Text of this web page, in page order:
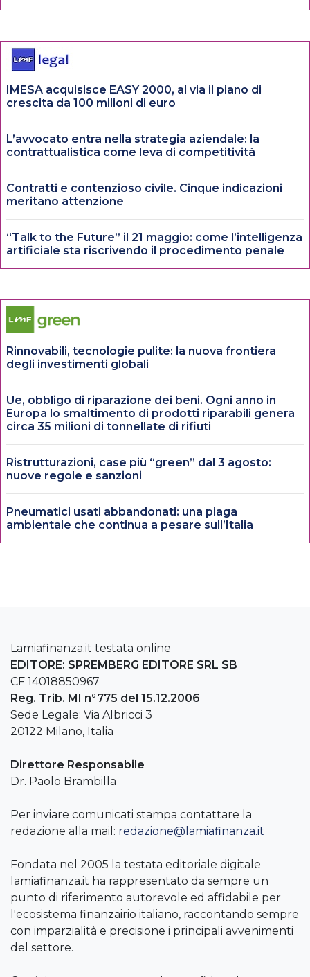
IMESA acquisisce EASY 2000, al via il piano di
crescita da 100 milioni di euro
L’avvocato entra nella strategia aziendale: la
contrattualistica come leva di competitività
Contratti e contenzioso civile. Cinque indicazioni
meritano attenzione
“Talk to the Future” il 21 maggio: come l’intelligenza
artificiale sta riscrivendo il procedimento penale
Rinnovabili, tecnologie pulite: la nuova frontiera
degli investimenti globali
Ue, obbligo di riparazione dei beni. Ogni anno in
Europa lo smaltimento di prodotti riparabili genera
circa 35 milioni di tonnellate di rifiuti
Ristrutturazioni, case più “green” dal 3 agosto:
nuove regole e sanzioni
Pneumatici usati abbandonati: una piaga
ambientale che continua a pesare sull’Italia
Lamiafinanza.it testata online
EDITORE: SPREMBERG EDITORE SRL SB
CF 14018850967
Reg. Trib. MI n°775 del 15.12.2006
Sede Legale: Via Albricci 3
20122 Milano, Italia
Direttore Responsabile
Dr. Paolo Brambilla
Per inviare comunicati stampa contattare la
redazione alla mail: redazione@lamiafinanza.it
Fondata nel 2005 la testata editoriale digitale
lamiafinanza.it ha rappresentato da sempre un
punto di riferimento autorevole ed affidabile per
l'ecosistema finanzairio italiano, raccontando sempre
con imparzialità e precisione i principali avvenimenti
del settore.